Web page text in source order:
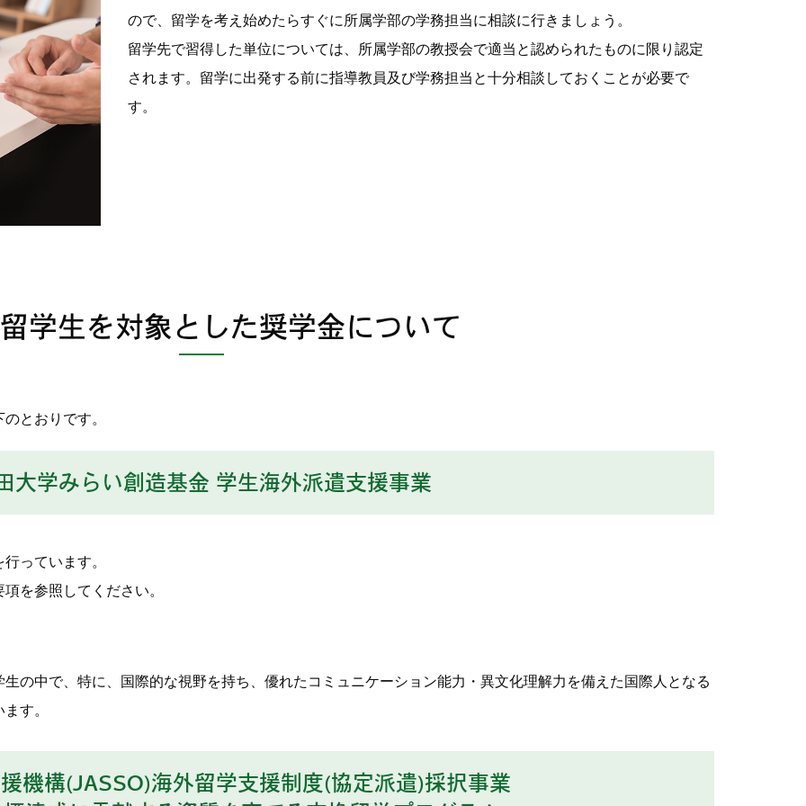
ので、留学を考え始めたらすぐに所属学部の学務担当に相談に行きましょう。
留学先で習得した単位については、所属学部の教授会で適当と認められたものに限り認定
されます。留学に出発する前に指導教員及び学務担当と十分相談しておくことが必要で
す。
学生を対象とした奨学金について
とおりです。
大学みらい創造基金 学生海外派遣支援事業
っています。
を参照してください。
中で、特に、国際的な視野を持ち、優れたコミュニケーション能力・異文化理解力を備えた国際人となる
す。
機構(JASSO)海外留学支援制度(協定派遣)採択事業